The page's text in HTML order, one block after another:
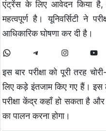
एंट्रेंस के लिए आवेदन किया
महत्वपूर्ण है। यूनिवर्सिटी ने
आधिकारिक घोषणा कर दी है।
इस बार परीक्षा को पूरी तरह
लिए कड़े इंतजाम किए गए हैं।
परीक्षा केंद्र कहाँ हो सकता है
का पालन करना होगा।